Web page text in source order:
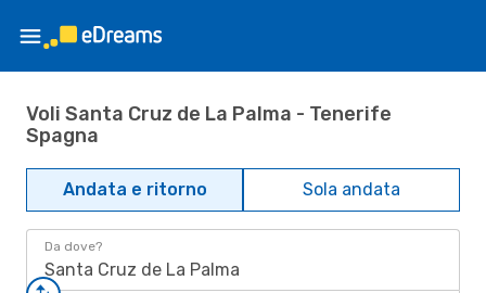
Voli Santa Cruz de La Palma - Tenerife
Spagna
Andata e ritorno Sola andata
Da dove?
Santa Cruz de La Palma